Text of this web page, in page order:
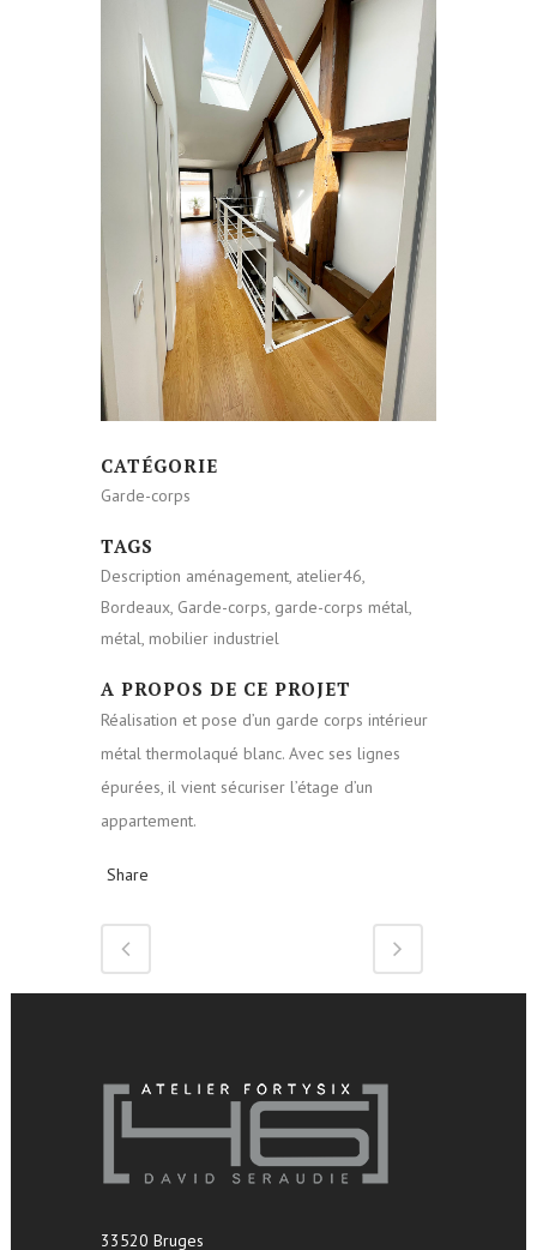
CATÉGORIE
Garde-corps
TAGS
Description aménagement, atelier46,
Bordeaux, Garde-corps, garde-corps métal,
métal, mobilier industriel
A PROPOS DE CE PROJET
Réalisation et pose d’un garde corps intérieur
métal thermolaqué blanc. Avec ses lignes
épurées, il vient sécuriser l’étage d’un
appartement.
Share
33520 Bruges